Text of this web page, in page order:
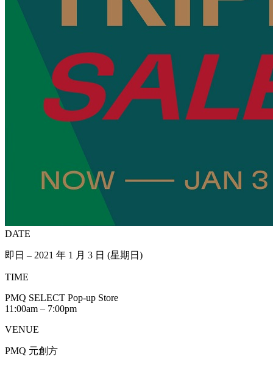
DATE
即日 – 2021 年 1 月 3 日 (星期日)
TIME
PMQ SELECT Pop-up Store
11:00am – 7:00pm
VENUE
PMQ 元創方